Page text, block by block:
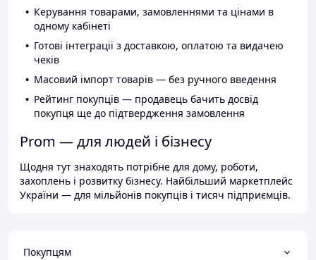
Керування товарами, замовленнями та цінами в
одному кабінеті
Готові інтеграції з доставкою, оплатою та видачею
чеків
Масовий імпорт товарів — без ручного введення
Рейтинг покупців — продавець бачить досвід
покупця ще до підтвердження замовлення
Prom — для людей і бізнесу
Щодня тут знаходять потрібне для дому, роботи,
захоплень і розвитку бізнесу. Найбільший маркетплейс
України — для мільйонів покупців і тисяч підприємців.
Покупцям